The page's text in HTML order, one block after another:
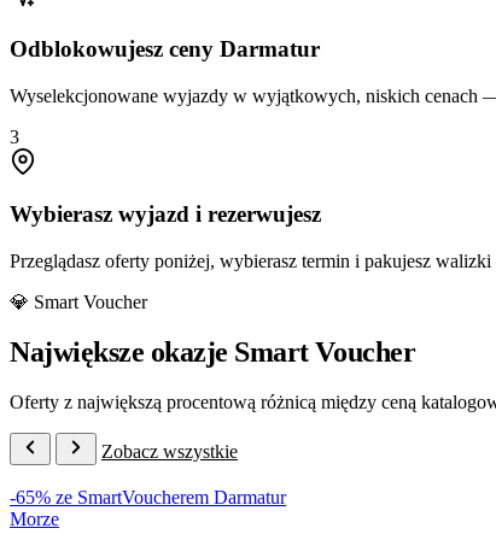
Odblokowujesz ceny Darmatur
Wyselekcjonowane wyjazdy w wyjątkowych, niskich cenach
3
Wybierasz wyjazd i rezerwujesz
Przeglądasz oferty poniżej, wybierasz termin i pakujesz
💎 Smart Voucher
Największe okazje Smart Voucher
Oferty z największą procentową różnicą między ceną
Zobacz wszystkie
-65% ze SmartVoucherem Darmatur
Morze